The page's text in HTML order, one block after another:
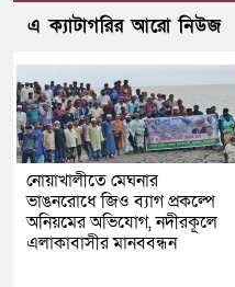
এ ক্যাটাগরির আরো নিউজ
নোয়াখালীতে মেঘনার
ভাঙনরোধে জিও ব্যাগ প্রকল্পে
অনিয়মের অভিযোগ, নদীরকূলে
এলাকাবাসীর মানববন্ধন